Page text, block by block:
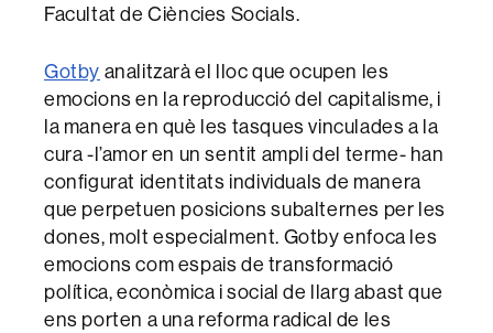
Facultat de Ciències Socials.
Gotby analitzarà el lloc que ocupen les
emocions en la reproducció del capitalisme, i
la manera en què les tasques vinculades a la
cura -l’amor en un sentit ampli del terme- han
configurat identitats individuals de manera
que perpetuen posicions subalternes per les
dones, molt especialment. Gotby enfoca les
emocions com espais de transformació
política, econòmica i social de llarg abast que
ens porten a una reforma radical de les